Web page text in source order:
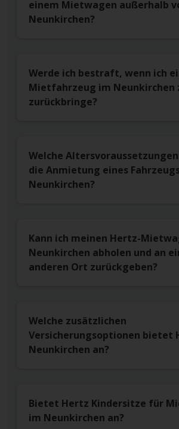
einem Mietwagen außerhalb
Neunkirchen?
Werde ich bestraft, wenn ich
Mietfahrzeug im Neunkirchen
zurückbringe?
Welche
die Anmietung eines
Neunkirchen?
Kann ich meinen Hertz-
Neunkirchen abholen und an
anderen Ort zurückgeben?
Welche zusätzlichen
Versicherungsoptionen bietet
Neunkirchen an?
Bietet Hertz Kindersitze für
im Neunkirchen an?